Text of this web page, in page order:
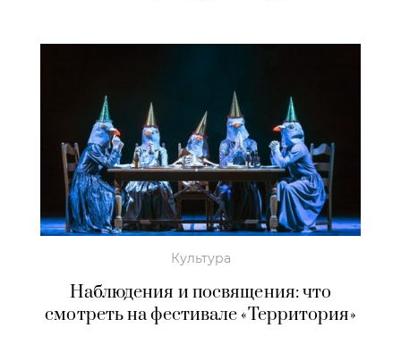
Культура
Наблюдения и посвящения: что
смотреть на фестивале «Территория»